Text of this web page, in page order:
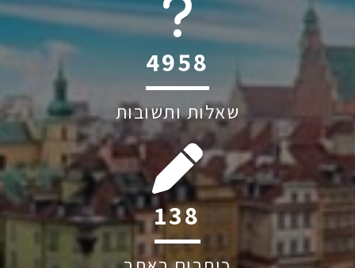
6045
שאלות ותשובות
197